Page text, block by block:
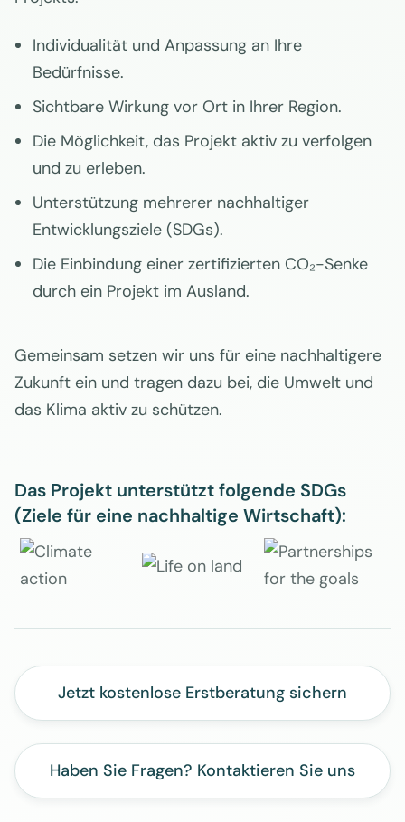
Individualität und Anpassung an Ihre
Bedürfnisse.
Sichtbare Wirkung vor Ort in Ihrer Region.
Die Möglichkeit, das Projekt aktiv zu verfolgen
und zu erleben.
Unterstützung mehrerer nachhaltiger
Entwicklungsziele (SDGs).
Die Einbindung einer zertifizierten CO₂-Senke
durch ein Projekt im Ausland.
Gemeinsam setzen wir uns für eine nachhaltigere
Zukunft ein und tragen dazu bei, die Umwelt und
das Klima aktiv zu schützen.
Das Projekt unterstützt folgende SDGs
(Ziele für eine nachhaltige Wirtschaft):
Jetzt kostenlose Erstberatung sichern
Haben Sie Fragen? Kontaktieren Sie uns